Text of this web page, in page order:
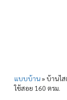
แบบบ้าน»บ้านไ
ใช้สอย 160 ตรม.